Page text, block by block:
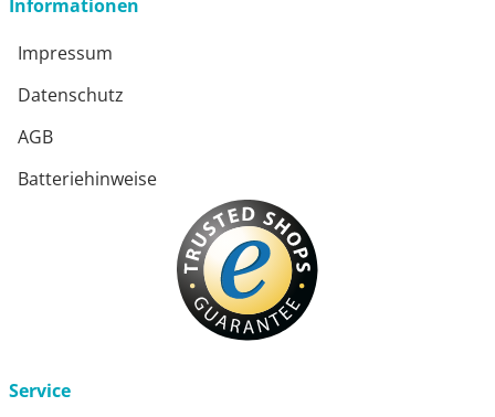
Informationen
Impressum
Datenschutz
AGB
Batteriehinweise
Service